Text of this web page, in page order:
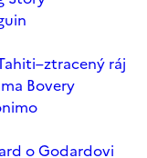
ráj
Bovery
o Godardovi